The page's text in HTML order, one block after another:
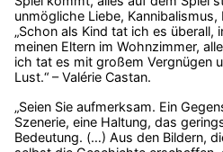
unmögliche Liebe,
„Schon als Kind tat ich es überall,
meinen Eltern im Wohnzimmer,
ich tat es mit großem Vergnügen
Lust.“ – Valérie Castan.
„Seien Sie aufmerksam. Ein
Szenerie, eine Haltung, das
Bedeutung. (…) Aus den Bildern,